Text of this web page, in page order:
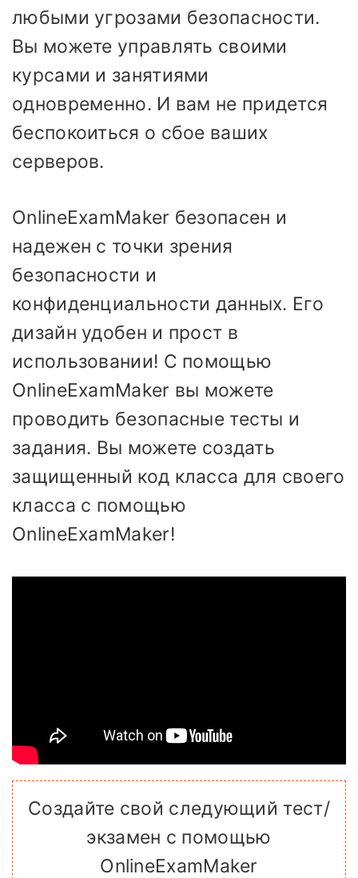
любыми угрозами безопасности.
Вы можете управлять своими
курсами и занятиями
одновременно. И вам не придется
беспокоиться о сбое ваших
серверов.
OnlineExamMaker безопасен и
надежен с точки зрения
безопасности и
конфиденциальности данных. Его
дизайн удобен и прост в
использовании! С помощью
OnlineExamMaker вы можете
проводить безопасные тесты и
задания. Вы можете создать
защищенный код класса для своего
класса с помощью
OnlineExamMaker!
Создайте свой следующий тест/
экзамен с помощью
OnlineExamMaker